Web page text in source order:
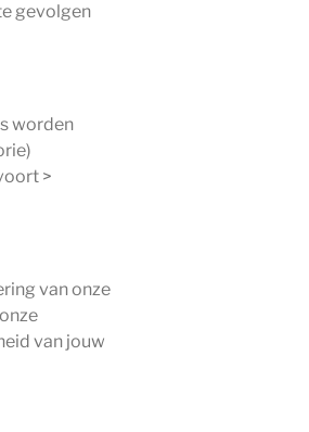
gevolgen
worden
>
van onze
van jouw